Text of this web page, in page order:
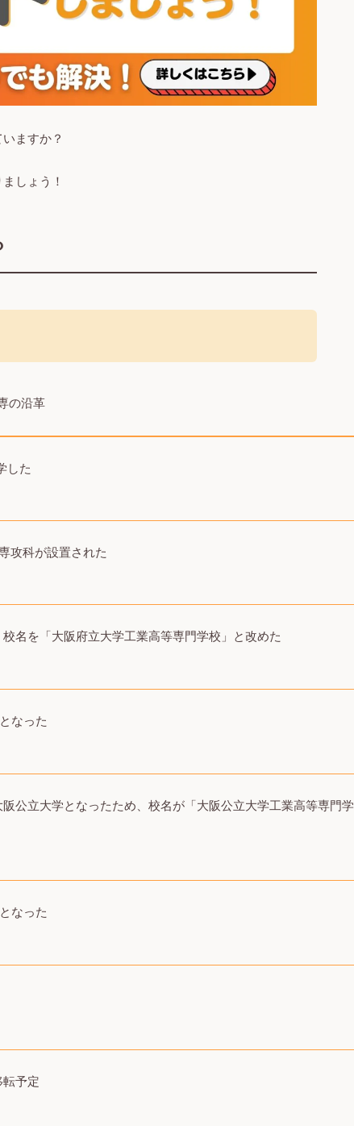
ますか？
しょう！
の沿革
した
攻科が設置された
名を「大阪府立大学工業高等専門学校」と改めた
なった
公立大学となったため、 校名が「大阪公立大学工業高等専門学
なった
予定